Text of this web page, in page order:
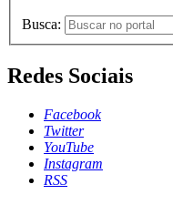
Busca:
Redes Sociais
Facebook
Twitter
YouTube
Instagram
RSS